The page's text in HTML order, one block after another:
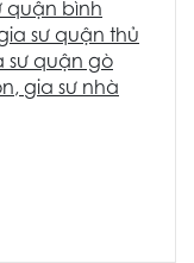
quận bình
sư quận thủ
sư quận gò
, gia sư nhà